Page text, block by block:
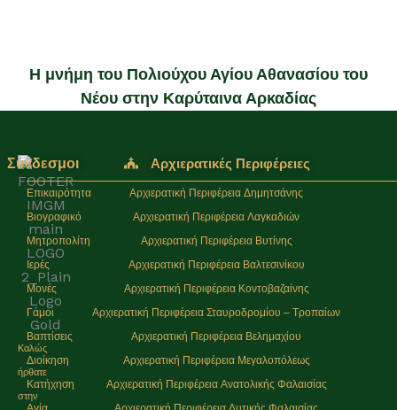
Η μνήμη του Πολιούχου Αγίου Αθανασίου του
Νέου στην Καρύταινα Αρκαδίας
Καλώς
ήρθατε
στην
Σύνδεσμοι
Επικαιρότητα
Βιογραφικό
Μητροπολίτη
Ιερές
Μονές
Γάμοι
Βαπτίσεις
Διοίκηση
Κατήχηση
Αρχιερατικές Περιφέρειες
Αρχιερατική Περιφέρεια Δημητσάνης
Αρχιερατική Περιφέρεια Λαγκαδιών
Αρχιερατική Περιφέρεια Βυτίνης
Αρχιερατική Περιφέρεια Βαλτεσινίκου
Αρχιερατική Περιφέρεια Κοντοβαζαίνης
Αρχιερατική Περιφέρεια Σταυροδρομίου – Τροπαίων
Αρχιερατική Περιφέρεια Βελημαχίου
Αρχιερατική Περιφέρεια Μεγαλοπόλεως
Αρχιερατική Περιφέρεια Ανατολικής Φαλαισίας